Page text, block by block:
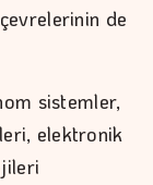
de
sistemler,
elektronik